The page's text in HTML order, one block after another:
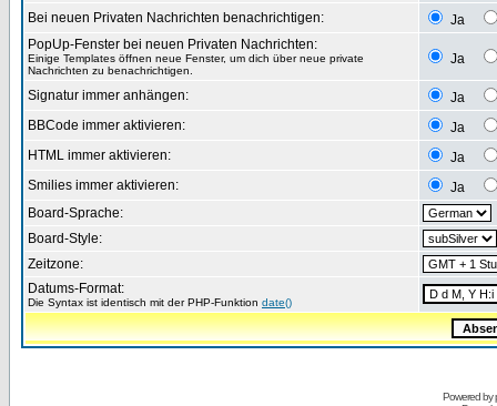
Bei neuen Privaten Nachrichten benachrichtigen:
Ja
PopUp-Fenster bei neuen Privaten Nachrichten:
Einige Templates öffnen neue Fenster, um dich über neue private
Nachrichten zu benachrichtigen.
Ja
Signatur immer anhängen:
Ja
BBCode immer aktivieren:
Ja
HTML immer aktivieren:
Ja
Smilies immer aktivieren:
Ja
Board-Sprache:
Board-Style:
Zeitzone:
Datums-Format:
Die Syntax ist identisch mit der PHP-Funktion date()
Powered by